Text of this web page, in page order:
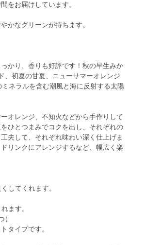
をお届けしています。
かなグリーンが持ちます。
かり、香りも好評です！秋の早生みか
、初夏の甘夏、ニューサマーオレンジ
ネラルを含む潮風と海に反射する太陽
オレンジ、不知火などから手作りして
ひとつまみでコクを出し、それぞれの
夫して、それぞれ味わい深く仕上げま
リンクにアレンジするなど、幅広く楽
してくれます。
ます。
タイプです。